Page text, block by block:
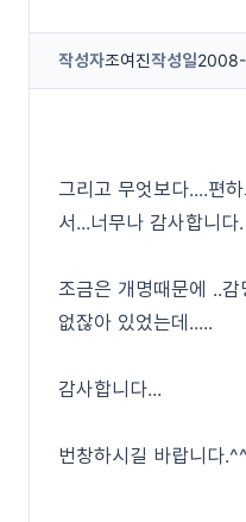
작성자조여진작성일
그리고 무엇보다....편
서...너무나 감사합니다.
조금은 개명때문에 ..
없잖아 있었는데.....
감사합니다...
번창하시길 바랍니다